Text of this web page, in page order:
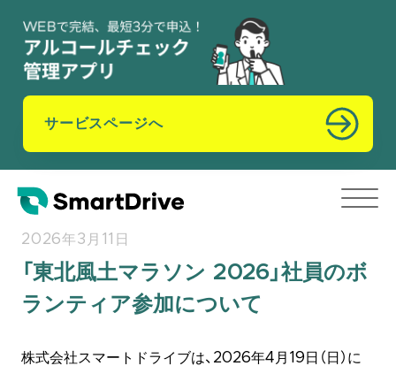
サービスページへ
2026年3月11日
「東北風土マラソン 2026」社員のボ
ランティア参加について
株式会社スマートドライブは、2026年4月19日（日）に